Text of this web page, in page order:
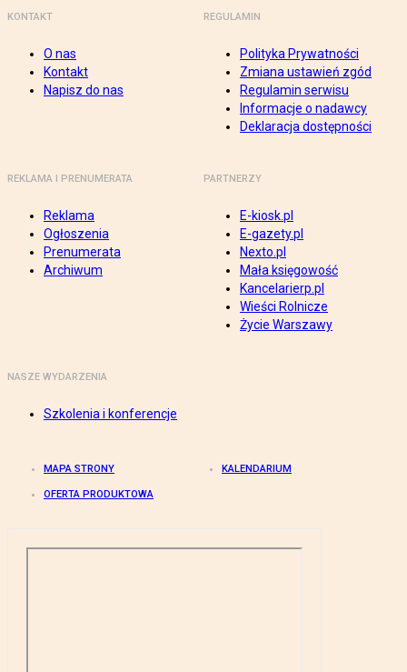
KONTAKT
O nas
Kontakt
Napisz do nas
REGULAMIN
Polityka Prywatności
Zmiana ustawień zgód
Regulamin serwisu
Informacje o nadawcy
Deklaracja dostępności
REKLAMA I PRENUMERATA
Reklama
Ogłoszenia
Prenumerata
Archiwum
PARTNERZY
E-kiosk.pl
E-gazety.pl
Nexto.pl
Mała księgowość
Kancelarierp.pl
Wieści Rolnicze
Życie Warszawy
NASZE WYDARZENIA
Szkolenia i konferencje
MAPA STRONY KALENDARIUM
OFERTA PRODUKTOWA